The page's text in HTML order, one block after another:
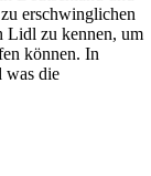
erschwinglichen
Lidl zu kennen, um
können. In
was die